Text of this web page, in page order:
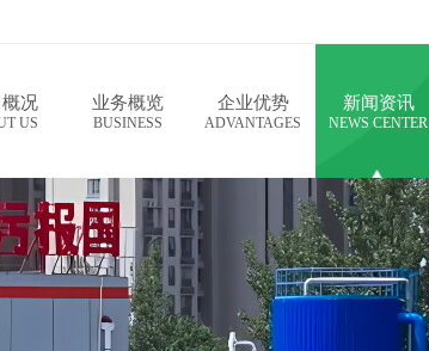
况 业务概览
BUSINESS
企业优势
ADVANTAGES
新闻资讯
NEWSCENTER